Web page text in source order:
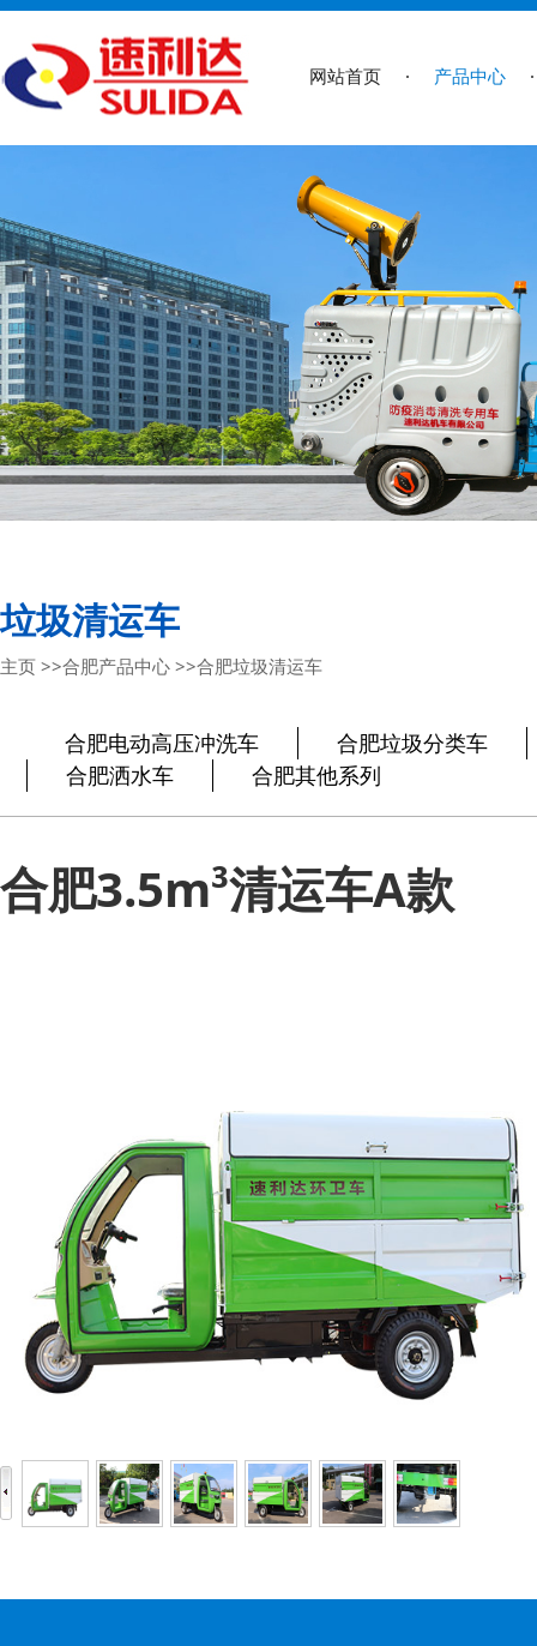
网站首页 产品中心
垃圾清运车
主页 >>合肥产品中心 >>合肥垃圾清运车
合肥电动高压冲洗车
合肥垃圾分类车
合肥洒水车
合肥其他系列
合肥3.5m³清运车A款